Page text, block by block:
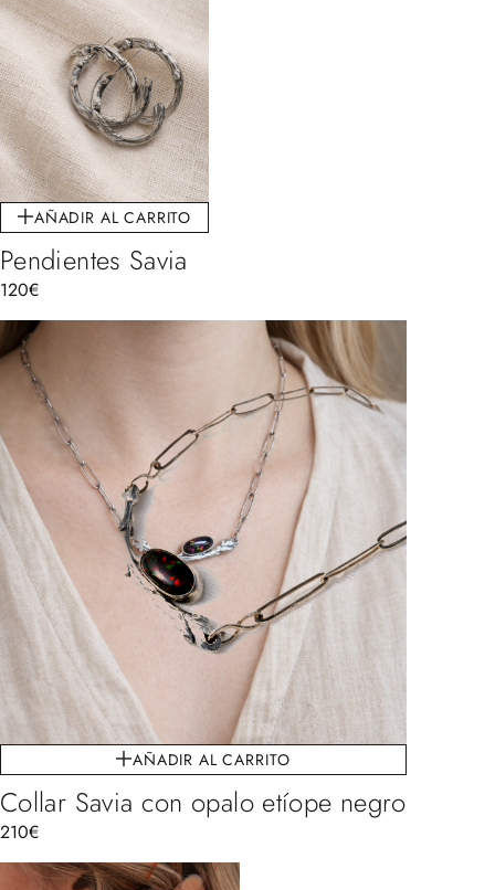
AÑADIR AL CARRITO
Pendientes Savia
120€
AÑADIR AL CARRITO
Collar Savia con opalo etíope negro
210€